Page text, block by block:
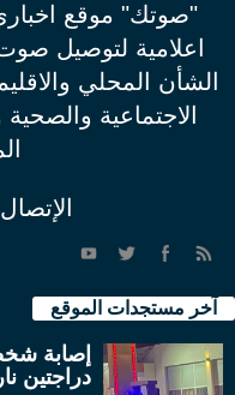
"صوتك" موقع
اعلامية لتوصيل
الشأن المحلي
الاجتماعية
آخر مستجدات الموقع
إصابة
دراجتين